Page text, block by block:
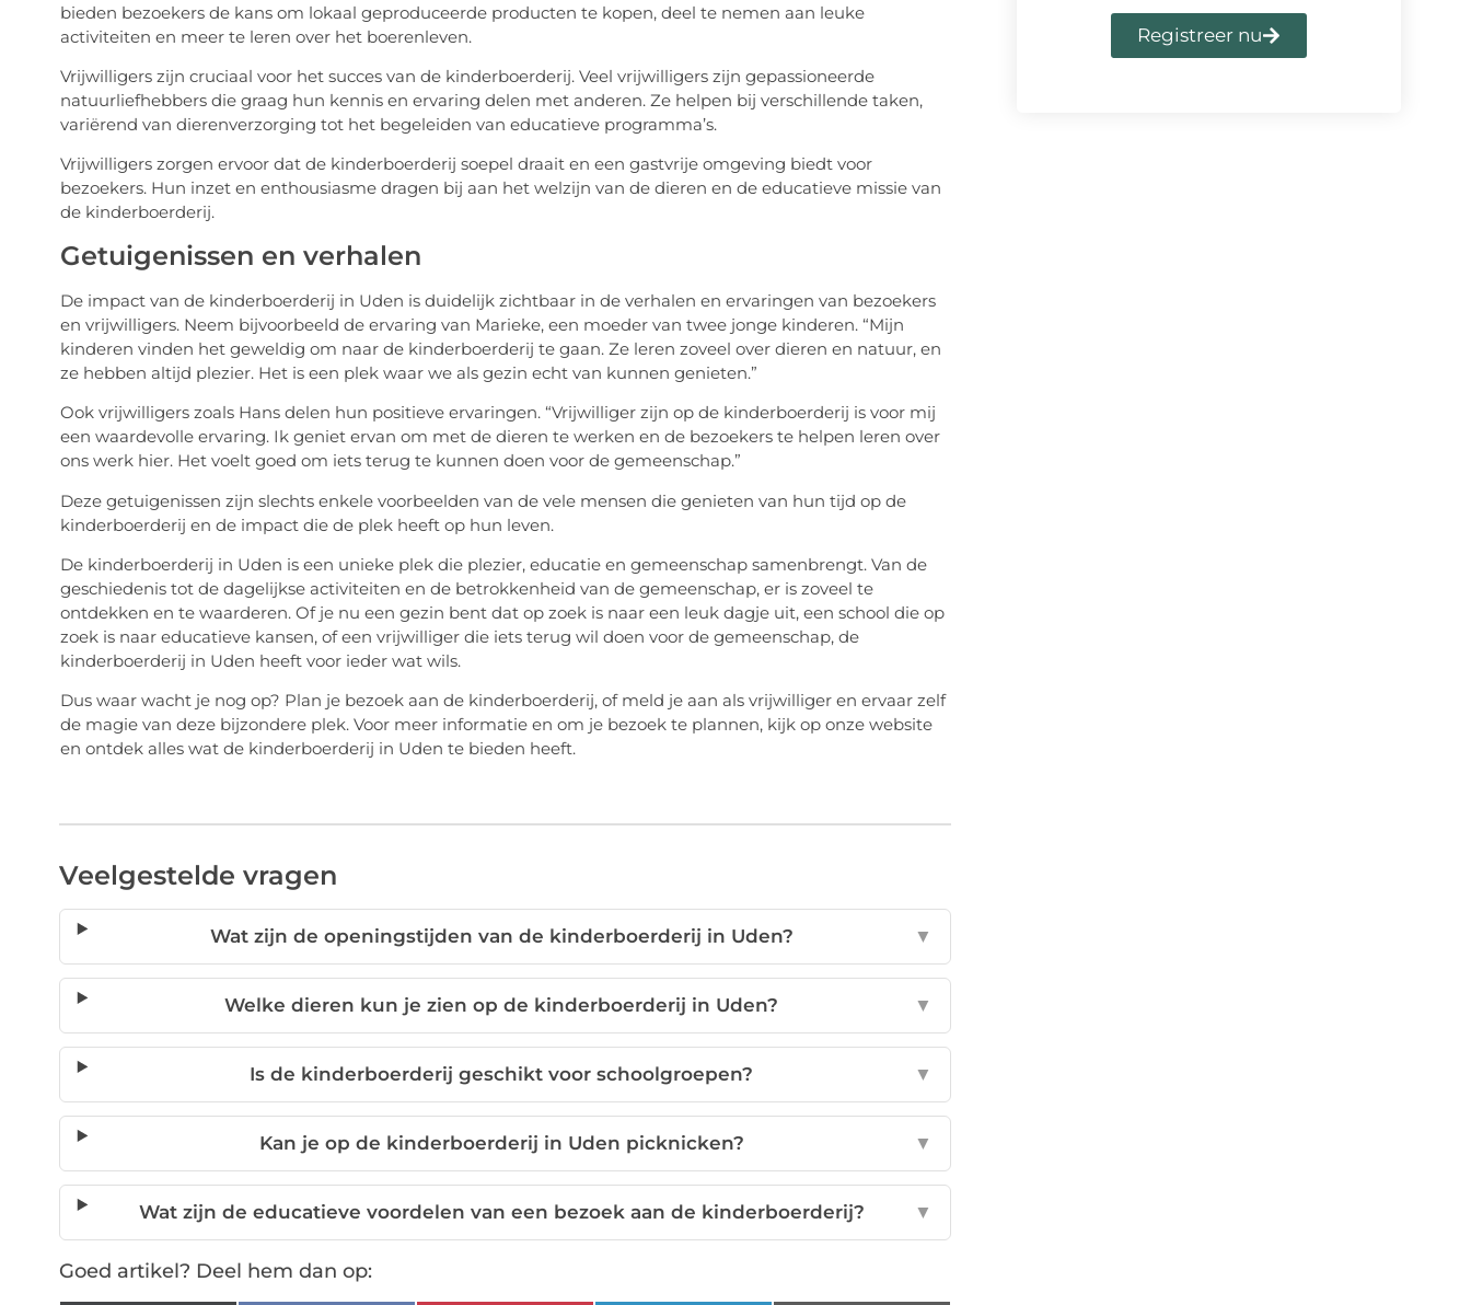
bieden bezoekers de kans om lokaal geproduceerde producten te kopen, deel te nemen aan leuke
activiteiten en meer te leren over het boerenleven.
Vrijwilligers zijn cruciaal voor het succes van de kinderboerderij. Veel vrijwilligers zijn gepassioneerde
natuurliefhebbers die graag hun kennis en ervaring delen met anderen. Ze helpen bij verschillende taken,
variërend van dierenverzorging tot het begeleiden van educatieve programma’s.
Vrijwilligers zorgen ervoor dat de kinderboerderij soepel draait en een gastvrije omgeving biedt voor
bezoekers. Hun inzet en enthousiasme dragen bij aan het welzijn van de dieren en de educatieve missie van
de kinderboerderij.
Getuigenissen en verhalen
De impact van de kinderboerderij in Uden is duidelijk zichtbaar in de verhalen en ervaringen van bezoekers
en vrijwilligers. Neem bijvoorbeeld de ervaring van Marieke, een moeder van twee jonge kinderen. “Mijn
kinderen vinden het geweldig om naar de kinderboerderij te gaan. Ze leren zoveel over dieren en natuur, en
ze hebben altijd plezier. Het is een plek waar we als gezin echt van kunnen genieten.”
Ook vrijwilligers zoals Hans delen hun positieve ervaringen. “Vrijwilliger zijn op de kinderboerderij is voor mij
een waardevolle ervaring. Ik geniet ervan om met de dieren te werken en de bezoekers te helpen leren over
ons werk hier. Het voelt goed om iets terug te kunnen doen voor de gemeenschap.”
Deze getuigenissen zijn slechts enkele voorbeelden van de vele mensen die genieten van hun tijd op de
kinderboerderij en de impact die de plek heeft op hun leven.
De kinderboerderij in Uden is een unieke plek die plezier, educatie en gemeenschap samenbrengt. Van de
geschiedenis tot de dagelijkse activiteiten en de betrokkenheid van de gemeenschap, er is zoveel te
ontdekken en te waarderen. Of je nu een gezin bent dat op zoek is naar een leuk dagje uit, een school die op
zoek is naar educatieve kansen, of een vrijwilliger die iets terug wil doen voor de gemeenschap, de
kinderboerderij in Uden heeft voor ieder wat wils.
Dus waar wacht je nog op? Plan je bezoek aan de kinderboerderij, of meld je aan als vrijwilliger en ervaar zelf
de magie van deze bijzondere plek. Voor meer informatie en om je bezoek te plannen, kijk op onze website
en ontdek alles wat de kinderboerderij in Uden te bieden heeft.
Veelgestelde vragen
Wat zijn de openingstijden van de kinderboerderij in Uden? ▼
Welke dieren kun je zien op de kinderboerderij in Uden? ▼
Is de kinderboerderij geschikt voor schoolgroepen? ▼
Kan je op de kinderboerderij in Uden picknicken? ▼
Wat zijn de educatieve voordelen van een bezoek aan de kinderboerderij? ▼
Goed artikel? Deel hem dan op:
Registreer nu